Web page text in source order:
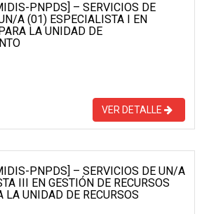
PNPDS] – SERVICIOS DE
A (01) ESPECIALISTA I EN
LA UNIDAD DE
VER DETALLE
PNPDS] – SERVICIOS DE UN/A
III EN GESTIÓN DE RECURSOS
LA UNIDAD DE RECURSOS